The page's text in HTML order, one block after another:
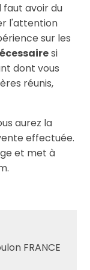
faut avoir du
l'attention
sur les
si
dont vous
réunis,
aurez la
effectuée.
et met à
FRANCE